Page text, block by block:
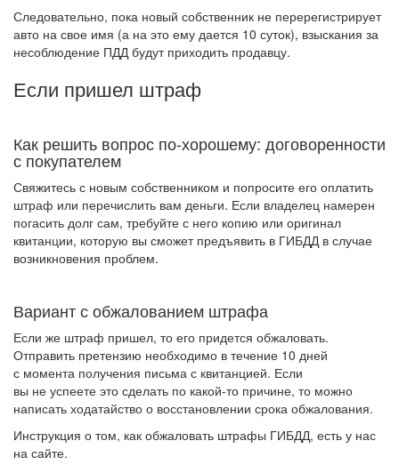
Следовательно, пока новый собственник не перерегистрирует
авто на свое имя (а на это ему дается 10 суток), взыскания за
несоблюдение ПДД будут приходить продавцу.
Если пришел штраф
Как решить вопрос по-хорошему: договоренности
с покупателем
Свяжитесь с новым собственником и попросите его оплатить
штраф или перечислить вам деньги. Если владелец намерен
погасить долг сам, требуйте с него копию или оригинал
квитанции, которую вы сможет предъявить в ГИБДД в случае
возникновения проблем.
Вариант с обжалованием штрафа
Если же штраф пришел, то его придется обжаловать.
Отправить претензию необходимо в течение 10 дней
с момента получения письма с квитанцией. Если
вы не успеете это сделать по какой-то причине, то можно
написать ходатайство о восстановлении срока обжалования.
Инструкция о том, как обжаловать штрафы ГИБДД, есть у нас
на сайте.